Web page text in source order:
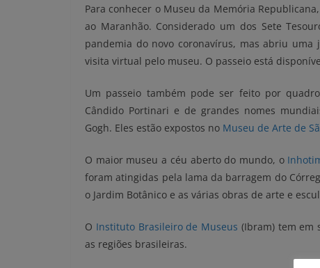
Para conhecer o Museu da Memória
ao Maranhão. Considerado um dos Sete
pandemia do novo coronavírus, mas abriu
visita virtual pelo museu. O passeio está
Um passeio também pode ser feito por
Cândido Portinari e de grandes nomes
Gogh. Eles estão expostos no Museu de Arte de
O maior museu a céu aberto do mundo, o
foram atingidas pela lama da barragem do
o Jardim Botânico e as várias obras de arte e
O Instituto Brasileiro de Museus (Ibram) tem em
as regiões brasileiras.